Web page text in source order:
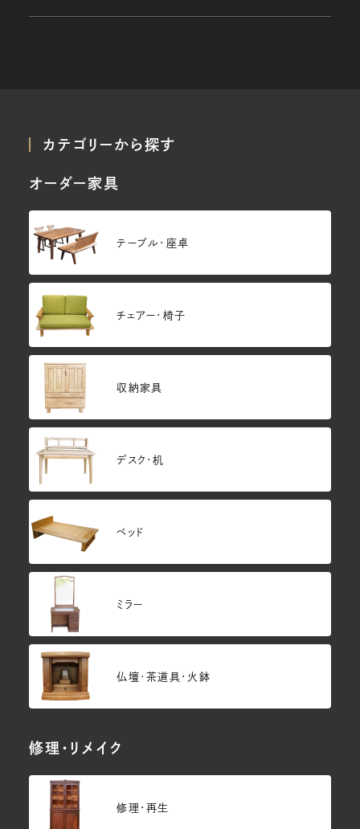
カテゴリーから探す
オーダー家具
テーブル・座卓
チェアー・椅子
収納家具
デスク・机
ベッド
ミラー
仏壇･茶道具・火鉢
修理・リメイク
修理・再生